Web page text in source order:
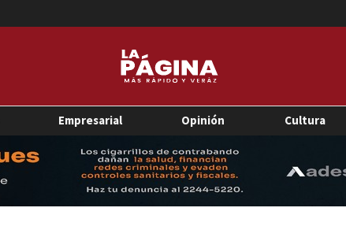
Empresarial Opinión Cultura